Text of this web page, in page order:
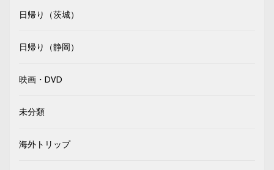
日帰り（茨城）
日帰り（静岡）
映画・DVD
未分類
海外トリップ